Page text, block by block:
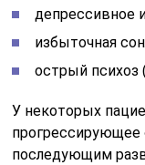
депрессивное
избыточная
острый психоз
У некоторых
прогрессирующее
последующим